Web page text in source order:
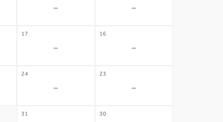
-
-
16
-
17
-
23
-
24
-
30
31